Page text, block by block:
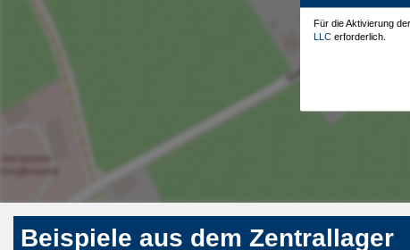
Für die Aktivierung
LLC erforderlich.
Beispiele aus dem Zentrallager